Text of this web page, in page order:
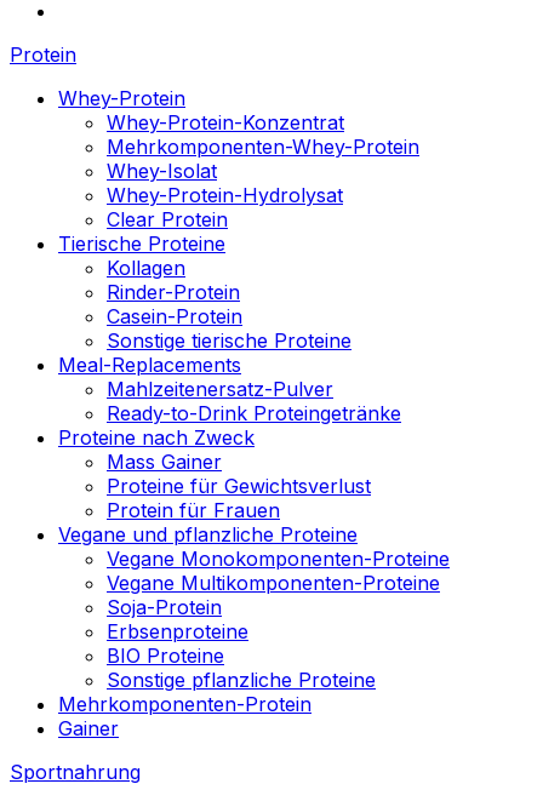
Protein
Whey-Protein
Whey-Protein-Konzentrat
Mehrkomponenten-Whey-Protein
Whey-Isolat
Whey-Protein-Hydrolysat
Clear Protein
Tierische Proteine
Kollagen
Rinder-Protein
Casein-Protein
Sonstige tierische Proteine
Meal-Replacements
Mahlzeitenersatz-Pulver
Ready-to-Drink Proteingetränke
Proteine nach Zweck
Mass Gainer
Proteine für Gewichtsverlust
Protein für Frauen
Vegane und pflanzliche Proteine
Vegane Monokomponenten-Proteine
Vegane Multikomponenten-Proteine
Soja-Protein
Erbsenproteine
BIO Proteine
Sonstige pflanzliche Proteine
Mehrkomponenten-Protein
Gainer
Sportnahrung